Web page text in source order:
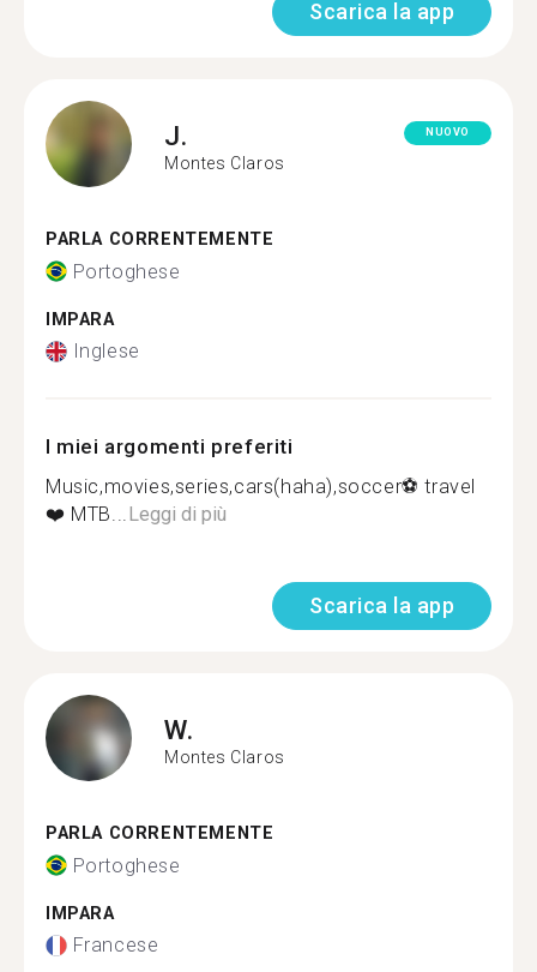
Scarica la app
J.
Montes Claros
NUOVO
PARLA CORRENTEMENTE
Portoghese
IMPARA
Inglese
I miei argomenti preferiti
Music,movies,series,cars(haha),soccer⚽️ travel
❤️ MTB...Leggi di più
Scarica la app
W.
Montes Claros
PARLA CORRENTEMENTE
Portoghese
IMPARA
Francese